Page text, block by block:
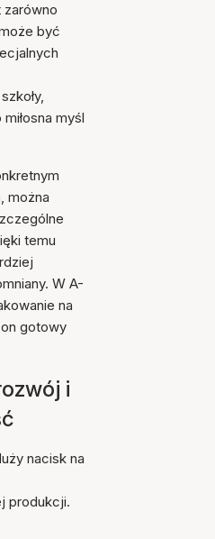
zarówno
być
myśl
można
temu
W A-
na
gotowy
i
nacisk na
produkcji.